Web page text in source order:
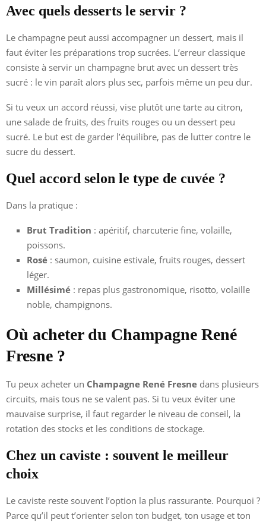
Avec quels desserts le servir ?
Le champagne peut aussi accompagner un dessert, mais il
faut éviter les préparations trop sucrées. L’erreur classique
consiste à servir un champagne brut avec un dessert très
sucré : le vin paraît alors plus sec, parfois même un peu dur.
Si tu veux un accord réussi, vise plutôt une tarte au citron,
une salade de fruits, des fruits rouges ou un dessert peu
sucré. Le but est de garder l’équilibre, pas de lutter contre le
sucre du dessert.
Quel accord selon le type de cuvée ?
Dans la pratique :
Brut Tradition : apéritif, charcuterie fine, volaille,
poissons.
Rosé : saumon, cuisine estivale, fruits rouges, dessert
léger.
Millésimé : repas plus gastronomique, risotto, volaille
noble, champignons.
Où acheter du Champagne René
Fresne ?
Tu peux acheter un Champagne René Fresne dans plusieurs
circuits, mais tous ne se valent pas. Si tu veux éviter une
mauvaise surprise, il faut regarder le niveau de conseil, la
rotation des stocks et les conditions de stockage.
Chez un caviste : souvent le meilleur
choix
Le caviste reste souvent l’option la plus rassurante. Pourquoi ?
Parce qu’il peut t’orienter selon ton budget, ton usage et ton